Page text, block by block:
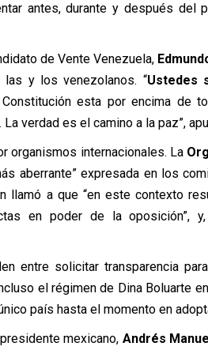
antes, durante y después del
de Vente Venezuela,
las y los venezolanos. “Ustedes
esta por encima de
verdad es el camino a la paz”,
organismos internacionales. La
aberrante” expresada en los
llamó a que “en este contexto
en poder de la oposición”,
entre solicitar transparencia
el régimen de Dina Boluarte
país hasta el momento en
mexicano, Andrés